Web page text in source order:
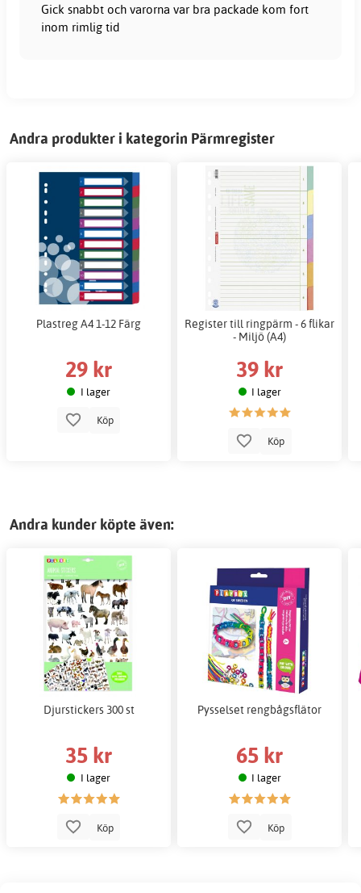
Gick snabbt och varorna var bra packade kom fort
inom rimlig tid
Andra produkter i kategorin Pärmregister
Plastreg A4 1-12 Färg
29 kr
I lager
Köp
Register till ringpärm - 6 flikar
- Miljö (A4)
39 kr
I lager
Köp
Andra kunder köpte även:
Djurstickers 300 st
35 kr
I lager
Köp
Pysselset rengbågsflätor
65 kr
I lager
Köp